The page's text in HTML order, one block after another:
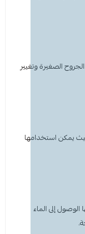
الصغيرة وتغيير
يمكن استخدامها
الوصول إلى الماء